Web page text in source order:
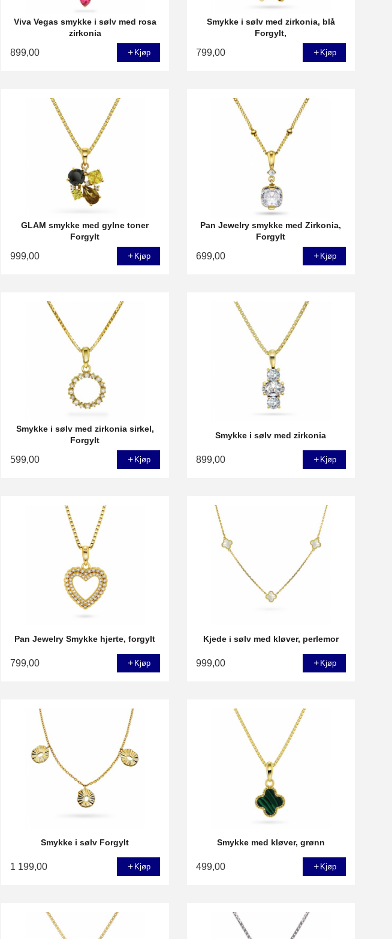
Viva Vegas smykke i sølv med rosa
zirkonia
899,00 Kjøp
Smykke i sølv med zirkonia, blå
Forgylt,
799,00 Kjøp
GLAM smykke med gylne toner
Forgylt
999,00 Kjøp
Pan Jewelry smykke med Zirkonia,
Forgylt
699,00 Kjøp
Smykke i sølv med zirkonia sirkel,
Forgylt
599,00 Kjøp
Smykke i sølv med zirkonia
899,00 Kjøp
Pan Jewelry Smykke hjerte, forgylt
799,00 Kjøp
Kjede i sølv med kløver, perlemor
999,00 Kjøp
Smykke i sølv Forgylt
1 199,00 Kjøp
Smykke med kløver, grønn
499,00 Kjøp